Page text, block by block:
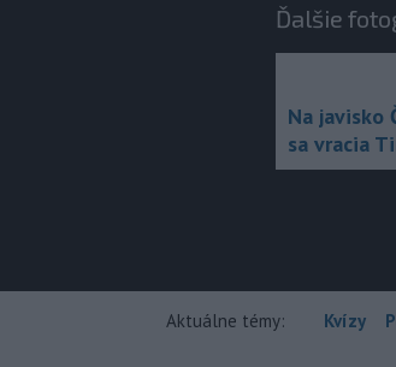
Ďalšie
Na javisko
sa vracia
Aktuálne témy: Kvízy